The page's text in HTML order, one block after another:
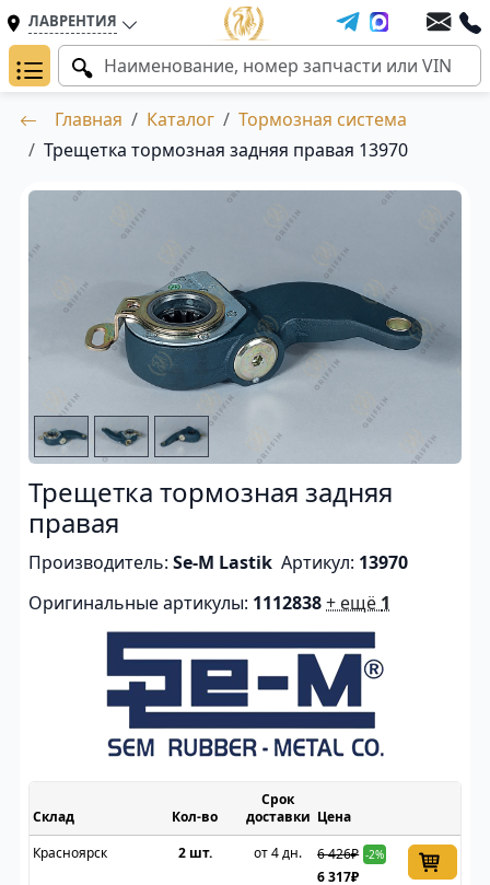
ЛАВРЕНТИЯ
Главная Каталог
Тормозная система
Трещетка тормозная задняя правая 13970
Трещетка тормозная задняя
правая
Производитель: Se-M Lastik Артикул: 13970
Оригинальные артикулы: 1112838+ ещё 1
Склад
Срок
доставки Цена
Красноярск
2 шт. от 4 дн. 6 426₽ -2%
6 317₽